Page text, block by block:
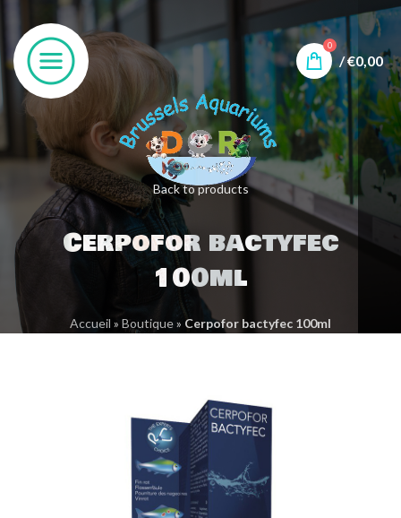
0
/€0,00
Back to products
Cerpofor bactyfec
100ml
Accueil » Boutique» Cerpofor bactyfec 100ml